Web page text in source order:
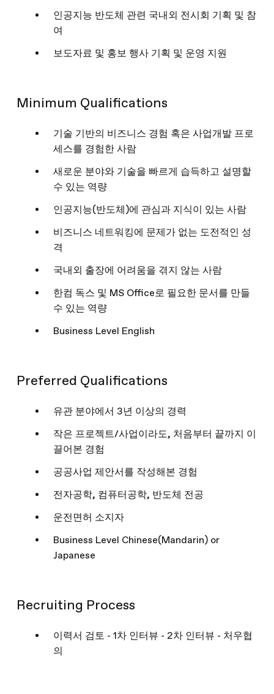
인공지능 반도체 관련 국내외 전시회 기획 및 참
여
보도자료 및 홍보 행사 기획 및 운영 지원
Minimum Qualifications
기술 기반의 비즈니스 경험 혹은 사업개발 프로
세스를 경험한 사람
새로운 분야와 기술을 빠르게 습득하고 설명할
수 있는 역량
인공지능(반도체)에 관심과 지식이 있는 사람
비즈니스 네트워킹에 문제가 없는 도전적인 성
격
국내외 출장에 어려움을 겪지 않는 사람
한컴 독스 및 MS Office로 필요한 문서를 만들
수 있는 역량
Business Level English
Preferred Qualifications
유관 분야에서 3년 이상의 경력
작은 프로젝트/사업이라도, 처음부터 끝까지 이
끌어본 경험
공공사업 제안서를 작성해본 경험
전자공학, 컴퓨터공학, 반도체 전공
운전면허 소지자
Business Level Chinese(Mandarin) or
Japanese
Recruiting Process
이력서 검토 - 1차 인터뷰 - 2차 인터뷰 - 처우협
의